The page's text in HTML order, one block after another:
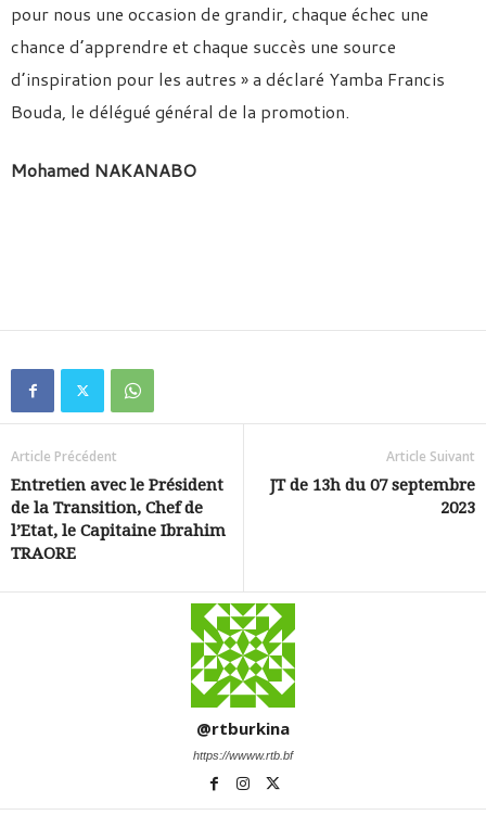
pour nous une occasion de grandir, chaque échec une
chance d’apprendre et chaque succès une source
d’inspiration pour les autres » a déclaré Yamba Francis
Bouda, le délégué général de la promotion.
Mohamed NAKANABO
Article Précédent
Entretien avec le Président
de la Transition, Chef de
l’Etat, le Capitaine Ibrahim
TRAORE
Article Suivant
JT de 13h du 07 septembre
2023
@rtburkina
https://wwww.rtb.bf